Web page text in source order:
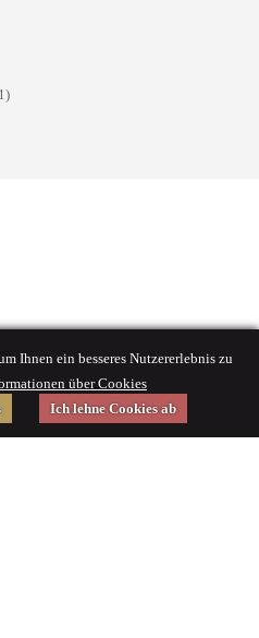
Ihnen ein besseres Nutzererlebnis zu
über Cookies
Ich lehne Cookies ab